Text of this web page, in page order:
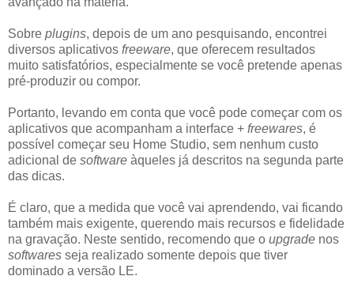
Sobre plugins, depois de um ano pesquisando, encontrei
diversos aplicativos freeware, que oferecem resultados
muito satisfatórios, especialmente se você pretende apenas
pré-produzir ou compor.
Portanto, levando em conta que você pode começar com os
aplicativos que acompanham a interface + freewares, é
possível começar seu Home Studio, sem nenhum custo
adicional de software àqueles já descritos na segunda parte
das dicas.
É claro, que a medida que você vai aprendendo, vai ficando
também mais exigente, querendo mais recursos e fidelidade
na gravação. Neste sentido, recomendo que o upgrade nos
softwares seja realizado somente depois que tiver
dominado a versão LE.